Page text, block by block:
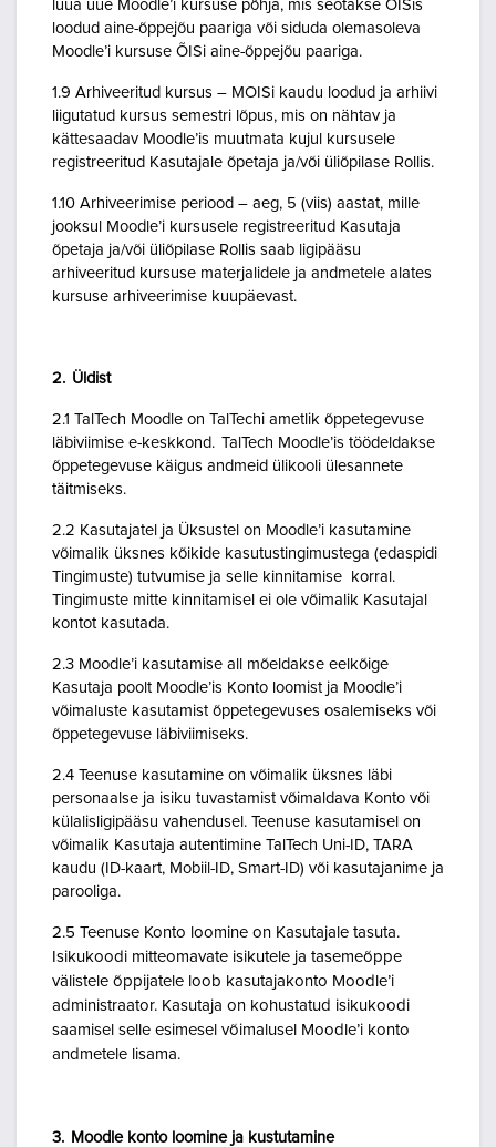
luua uue Moodle’i kursuse põhja, mis seotakse ÕISis
loodud aine-õppejõu paariga või siduda olemasoleva
Moodle’i kursuse ÕISi aine-õppejõu paariga.
1.9 Arhiveeritud kursus – MOISi kaudu loodud ja arhiivi
liigutatud kursus semestri lõpus, mis on nähtav ja
kättesaadav Moodle’is muutmata kujul kursusele
registreeritud Kasutajale õpetaja ja/või üliõpilase Rollis.
1.10 Arhiveerimise periood – aeg, 5 (viis) aastat, mille
jooksul Moodle’i kursusele registreeritud Kasutaja
õpetaja ja/või üliõpilase Rollis saab ligipääsu
arhiveeritud kursuse materjalidele ja andmetele alates
kursuse arhiveerimise kuupäevast.
2. Üldist
2.1 TalTech Moodle on TalTechi ametlik õppetegevuse
läbiviimise e-keskkond. TalTech Moodle’is töödeldakse
õppetegevuse käigus andmeid ülikooli ülesannete
täitmiseks.
2.2 Kasutajatel ja Üksustel on Moodle’i kasutamine
võimalik üksnes kõikide kasutustingimustega (edaspidi
Tingimuste) tutvumise ja selle kinnitamise korral.
Tingimuste mitte kinnitamisel ei ole võimalik Kasutajal
kontot kasutada.
2.3 Moodle’i kasutamise all mõeldakse eelkõige
Kasutaja poolt Moodle’is Konto loomist ja Moodle’i
võimaluste kasutamist õppetegevuses osalemiseks või
õppetegevuse läbiviimiseks.
2.4 Teenuse kasutamine on võimalik üksnes läbi
personaalse ja isiku tuvastamist võimaldava Konto või
külalisligipääsu vahendusel. Teenuse kasutamisel on
võimalik Kasutaja autentimine TalTech Uni-ID, TARA
kaudu (ID-kaart, Mobiil-ID, Smart-ID) või kasutajanime ja
parooliga.
2.5 Teenuse Konto loomine on Kasutajale tasuta.
Isikukoodi mitteomavate isikutele ja tasemeõppe
välistele õppijatele loob kasutajakonto Moodle’i
administraator. Kasutaja on kohustatud isikukoodi
saamisel selle esimesel võimalusel Moodle’i konto
andmetele lisama.
3. Moodle konto loomine ja kustutamine